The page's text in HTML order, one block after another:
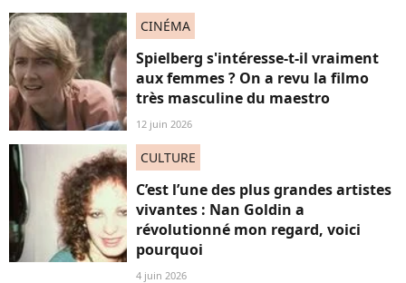
CINÉMA
Spielberg s'intéresse-t-il vraiment
aux femmes ? On a revu la filmo
très masculine du maestro
12 juin 2026
CULTURE
C’est l’une des plus grandes artistes
vivantes : Nan Goldin a
révolutionné mon regard, voici
pourquoi
4 juin 2026